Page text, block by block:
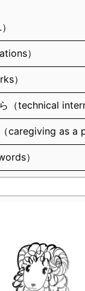
）
）
（technical
caregiving as a
）